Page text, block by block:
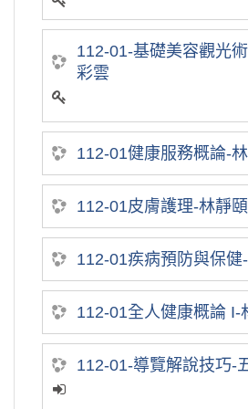
112-01-基礎美容觀光
彩雲
112-01健康服務概論-
112-01皮膚護理-林靜頤
112-01疾病預防與保健
112-01全人健康概論 I-
112-01-導覽解說技巧-